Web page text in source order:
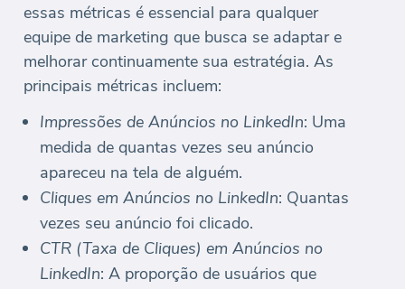
essas métricas é essencial para qualquer
equipe de marketing que busca se adaptar e
melhorar continuamente sua estratégia. As
principais métricas incluem:
Impressões de Anúncios no LinkedIn: Uma
medida de quantas vezes seu anúncio
apareceu na tela de alguém.
Cliques em Anúncios no LinkedIn: Quantas
vezes seu anúncio foi clicado.
CTR (Taxa de Cliques) em Anúncios no
LinkedIn: A proporção de usuários que